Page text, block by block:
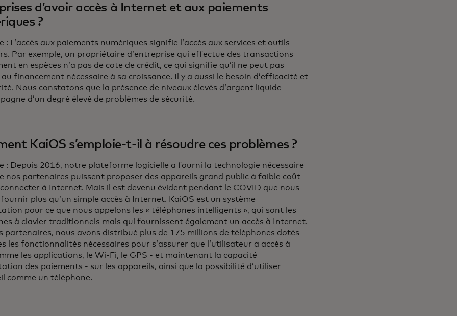
d’avoir accès à Internet et aux paiements
?
: L’accès aux paiements numériques signifie l’accès aux services et outils
Par exemple, un propriétaire d’entreprise qui effectue des transactions
en espèces n’a pas de cote de crédit, ce qui signifie qu’il ne peut pas
financement nécessaire à sa croissance. Il y a aussi le besoin d’efficacité et
Nous constatons que la présence de niveaux élevés d’argent liquide
d’un degré élevé de problèmes de sécurité.
KaiOS s’emploie-t-il à résoudre ces problèmes ?
: Depuis 2016, notre plateforme logicielle a fourni la technologie nécessaire
nos partenaires puissent proposer des appareils grand public à faible coût
à Internet. Mais il est devenu évident pendant le COVID que nous
plus qu’un simple accès à Internet. KaiOS est un système
pour ce que nous appelons les « téléphones intelligents », qui sont les
à clavier traditionnels mais qui fournissent également un accès à Internet.
partenaires, nous avons distribué plus de 175 millions de téléphones dotés
les fonctionnalités nécessaires pour s’assurer que l’utilisateur a accès à
les applications, le Wi-Fi, le GPS - et maintenant la capacité
des paiements - sur les appareils, ainsi que la possibilité d’utiliser
comme un téléphone.